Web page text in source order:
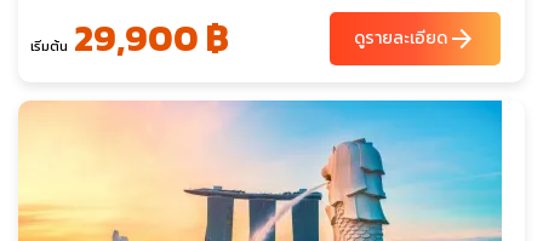
เริ่มต้น 29,900 ฿ ดูรายละเอียดarrow_forward